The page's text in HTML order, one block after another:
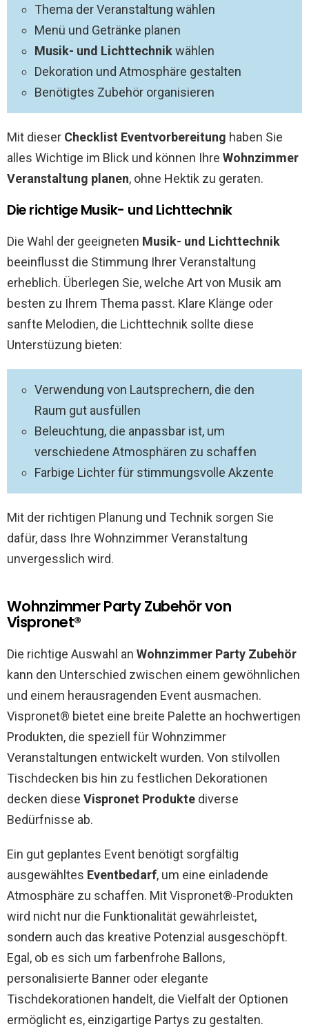
Thema der Veranstaltung wählen
Menü und Getränke planen
Musik- und Lichttechnikwählen
Dekoration und Atmosphäre gestalten
Benötigtes Zubehör organisieren
Mit dieser Checklist Eventvorbereitung haben Sie
alles Wichtige im Blick und können Ihre Wohnzimmer
Veranstaltung planen, ohne Hektik zu geraten.
Die richtige Musik- und Lichttechnik
Die Wahl der geeigneten Musik- und Lichttechnik
beeinflusst die Stimmung Ihrer Veranstaltung
erheblich. Überlegen Sie, welche Art von Musik am
besten zu Ihrem Thema passt. Klare Klänge oder
sanfte Melodien, die Lichttechnik sollte diese
Unterstüzung bieten:
Verwendung von Lautsprechern, die den
Raum gut ausfüllen
Beleuchtung, die anpassbar ist, um
verschiedene Atmosphären zu schaffen
Farbige Lichter für stimmungsvolle Akzente
Mit der richtigen Planung und Technik sorgen Sie
dafür, dass Ihre Wohnzimmer Veranstaltung
unvergesslich wird.
Wohnzimmer Party Zubehör von
Vispronet®
Die richtige Auswahl an Wohnzimmer Party Zubehör
kann den Unterschied zwischen einem gewöhnlichen
und einem herausragenden Event ausmachen.
Vispronet® bietet eine breite Palette an hochwertigen
Produkten, die speziell für Wohnzimmer
Veranstaltungen entwickelt wurden. Von stilvollen
Tischdecken bis hin zu festlichen Dekorationen
decken diese Vispronet Produkte diverse
Bedürfnisse ab.
Ein gut geplantes Event benötigt sorgfältig
ausgewähltes Eventbedarf, um eine einladende
Atmosphäre zu schaffen. Mit Vispronet®-Produkten
wird nicht nur die Funktionalität gewährleistet,
sondern auch das kreative Potenzial ausgeschöpft.
Egal, ob es sich um farbenfrohe Ballons,
personalisierte Banner oder elegante
Tischdekorationen handelt, die Vielfalt der Optionen
ermöglicht es, einzigartige Partys zu gestalten.